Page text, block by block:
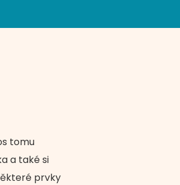
tomu
a také si
prvky